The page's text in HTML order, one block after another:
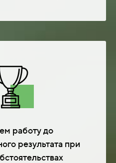
работу до
результата при